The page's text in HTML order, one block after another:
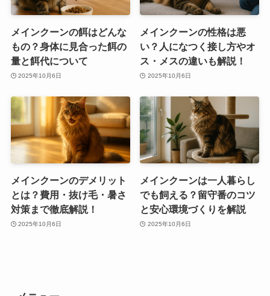
メインクーンの餌はどんな
もの？身体に見合った餌の
量と餌代について
2025年10月6日
メインクーンの性格は悪
い？人になつく接し方やオ
ス・メスの違いも解説！
2025年10月6日
メインクーンのデメリット
とは？費用・抜け毛・暑さ
対策まで徹底解説！
2025年10月6日
メインクーンは一人暮らし
でも飼える？留守番のコツ
と安心環境づくりを解説
2025年10月6日